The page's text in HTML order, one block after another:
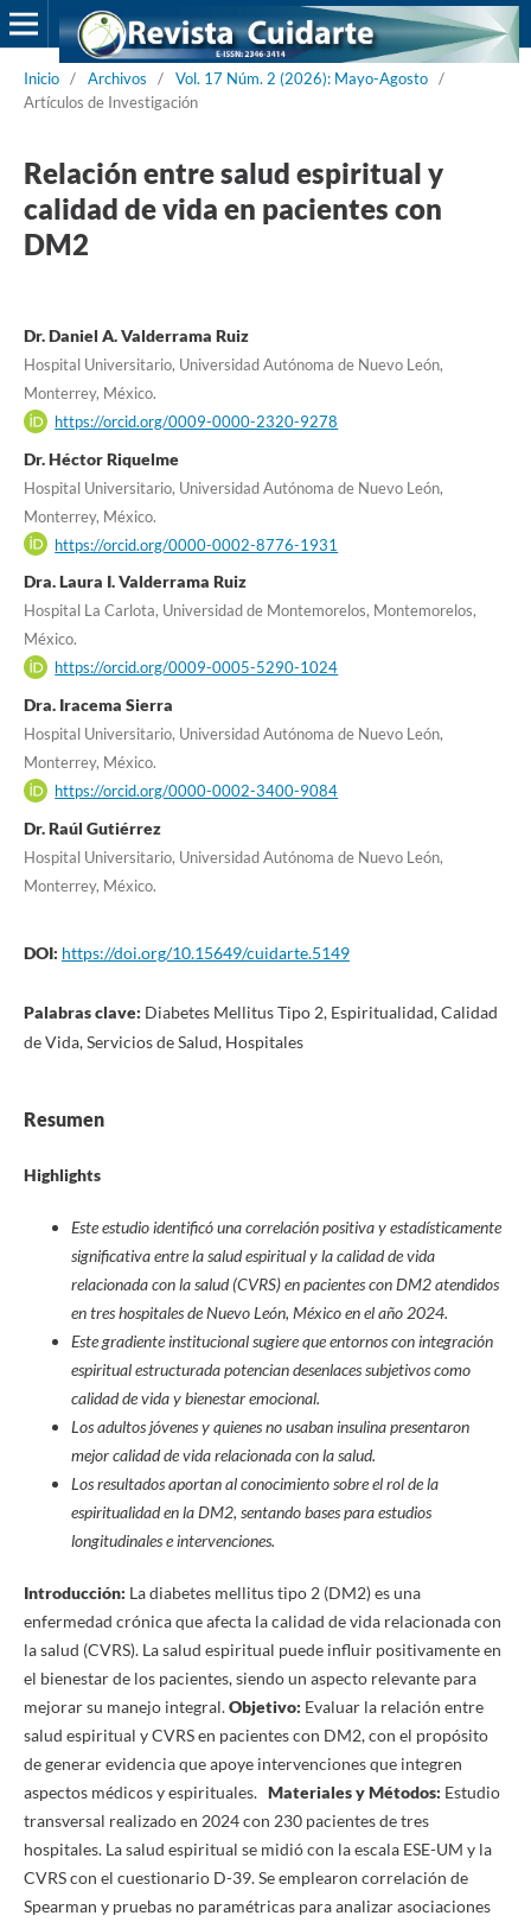
Inicio / Archivos / Vol. 17 Núm. 2 (2026): Mayo-Agosto /
Artículos de Investigación
Relación entre salud espiritual y
calidad de vida en pacientes con
DM2
Dr. Daniel A. Valderrama Ruiz
Hospital Universitario, Universidad Autónoma de Nuevo León,
Monterrey, México.
https://orcid.org/0009-0000-2320-9278
Dr. Héctor Riquelme
Hospital Universitario, Universidad Autónoma de Nuevo León,
Monterrey, México.
https://orcid.org/0000-0002-8776-1931
Dra. Laura I. Valderrama Ruiz
Hospital La Carlota, Universidad de Montemorelos, Montemorelos,
México.
https://orcid.org/0009-0005-5290-1024
Dra. Iracema Sierra
Hospital Universitario, Universidad Autónoma de Nuevo León,
Monterrey, México.
https://orcid.org/0000-0002-3400-9084
Dr. Raúl Gutiérrez
Hospital Universitario, Universidad Autónoma de Nuevo León,
Monterrey, México.
DOI: https://doi.org/10.15649/cuidarte.5149
Palabras clave: Diabetes Mellitus Tipo 2, Espiritualidad, Calidad
de Vida, Servicios de Salud, Hospitales
Resumen
Highlights
Este estudio identificó una correlación positiva y estadísticamente
significativa entre la salud espiritual y la calidad de vida
relacionada con la salud (CVRS) en pacientes con DM2 atendidos
en tres hospitales de Nuevo León, México en el año 2024.
Este gradiente institucional sugiere que entornos con integración
espiritual estructurada potencian desenlaces subjetivos como
calidad de vida y bienestar emocional.
Los adultos jóvenes y quienes no usaban insulina presentaron
mejor calidad de vida relacionada con la salud.
Los resultados aportan al conocimiento sobre el rol de la
espiritualidad en la DM2, sentando bases para estudios
longitudinales e intervenciones.
Introducción: La diabetes mellitus tipo 2 (DM2) es una
enfermedad crónica que afecta la calidad de vida relacionada con
la salud (CVRS). La salud espiritual puede influir positivamente en
el bienestar de los pacientes, siendo un aspecto relevante para
mejorar su manejo integral.Objetivo: Evaluar la relación entre
salud espiritual y CVRS en pacientes con DM2, con el propósito
de generar evidencia que apoye intervenciones que integren
aspectos médicos y espirituales. Materiales y Métodos: Estudio
transversal realizado en 2024 con 230 pacientes de tres
hospitales. La salud espiritual se midió con la escala ESE-UM y la
CVRS con el cuestionario D-39. Se emplearon correlación de
Spearman y pruebas no paramétricas para analizar asociaciones